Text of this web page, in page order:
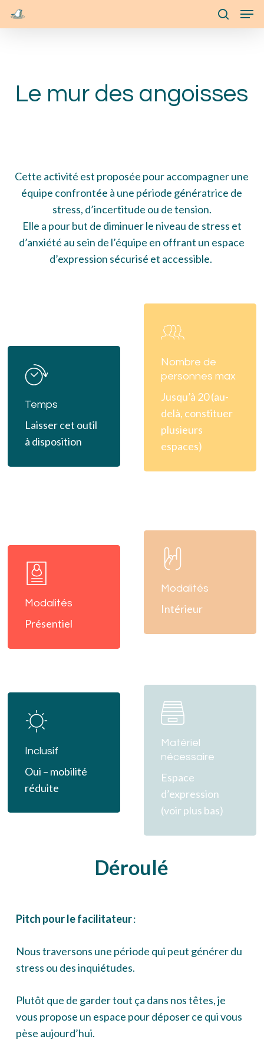
Skip
search
Le mur des angoisses
Cette activité est proposée pour accompagner une
équipe confrontée à une période génératrice de
stress, d’incertitude ou de tension.
Elle a pour but de diminuer le niveau de stress et
d’anxiété au sein de l’équipe en offrant un espace
d’expression sécurisé et accessible.
Temps
Laisser cet outil
à disposition
Nombre de
personnes max
Jusqu’à 20 (au-
delà, constituer
plusieurs
espaces)
Modalités
Présentiel
Modalités
Intérieur
Inclusif
Oui – mobilité
réduite
Matériel
nécessaire
Espace
d’expression
(voir plus bas)
Déroulé
Pitch pour le facilitateur:
Nous traversons une période qui peut générer du
stress ou des inquiétudes.
Plutôt que de garder tout ça dans nos têtes, je
vous propose un espace pour déposer ce qui vous
pèse aujourd’hui.
Menu